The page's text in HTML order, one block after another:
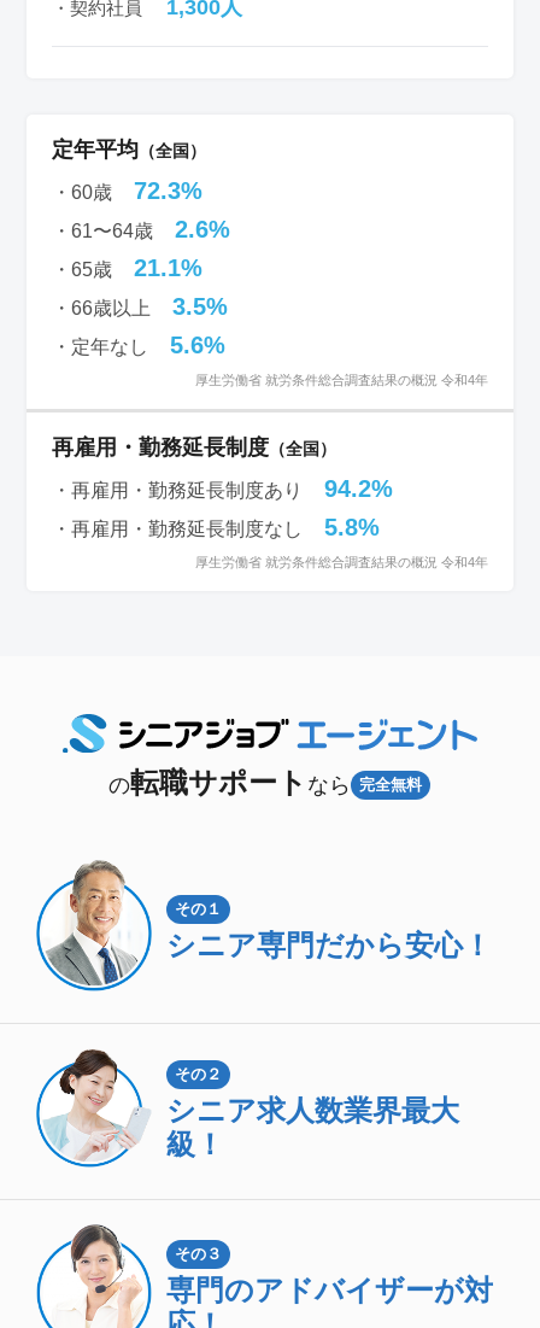
・契約社員 1,300人
定年平均 （全国）
・60歳 72.3%
・61〜64歳 2.6%
・65歳 21.1%
・66歳以上 3.5%
・定年なし 5.6%
厚生労働省 就労条件総合調査結果の概況 令和4年
再雇用・勤務延長制度（全国）
・再雇用・勤務延長制度あり 94.2%
・再雇用・勤務延長制度なし 5.8%
厚生労働省 就労条件総合調査結果の概況 令和4年
の転職サポート なら 完全無料
その１
シニア専門だから安心！
その２
シニア求人数業界最大
級！
その３
専門のアドバイザーが対